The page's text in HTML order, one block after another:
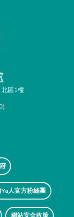
區1樓
人官方粉絲團